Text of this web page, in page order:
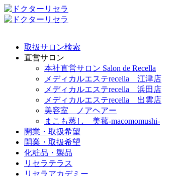
取扱サロン検索
直営サロン
本社直営サロン Salon de Recella
メディカルエステrecella 江津店
メディカルエステrecella 浜田店
メディカルエステrecella 出雲店
美容室 ノアヘアー
まこも蒸し 美菰-macomomushi-
開業・取扱希望
開業・取扱希望
化粧品・製品
リセラテラス
リセラアカデミー